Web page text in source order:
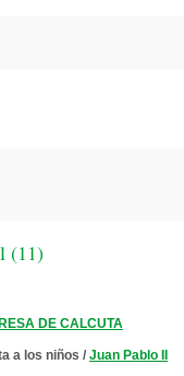
(11)
DE CALCUTA
a los niños / Juan Pablo II